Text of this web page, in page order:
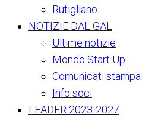
Rutigliano
NOTIZIE DAL GAL
Ultime notizie
Mondo Start Up
Comunicati stampa
Info soci
LEADER 2023-2027